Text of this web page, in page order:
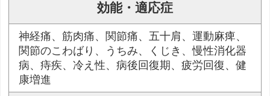
効能・適応症
神経痛、筋肉痛、関節痛、五十肩、運動麻痺、
関節のこわばり、うちみ、くじき、慢性消化器
病、痔疾、冷え性、病後回復期、疲労回復、健
康増進